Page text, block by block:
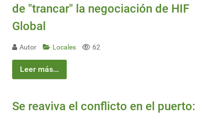
de "trancar" la negociación de HIF
Global
Autor Locales 62
Leer más...
Se reaviva el conflicto en el puerto: